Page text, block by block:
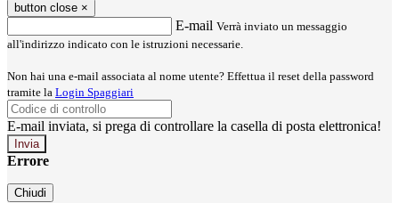
button close ×
E-mail Verrà inviato un messaggio
all'indirizzo indicato con le istruzioni necessarie.
Non hai una e-mail associata al nome utente? Effettua il reset della password
tramite la Login Spaggiari
E-mail inviata, si prega di controllare la casella di posta elettronica!
Errore
Chiudi